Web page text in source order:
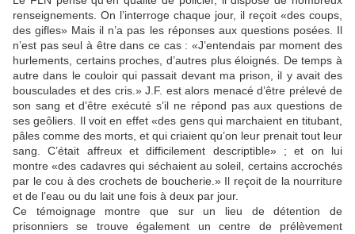
renseignements. On l’interroge chaque jour, il reçoit «des coups,
des gifles» Mais il n’a pas les réponses aux questions posées. Il
n’est pas seul à être dans ce cas : «J’entendais par moment des
hurlements, certains proches, d’autres plus éloignés. De temps à
autre dans le couloir qui passait devant ma prison, il y avait des
bousculades et des cris.» J.F. est alors menacé d’être prélevé de
son sang et d’être exécuté s’il ne répond pas aux questions de
ses geôliers. Il voit en effet «des gens qui marchaient en titubant,
pâles comme des morts, et qui criaient qu’on leur prenait tout leur
sang. C’était affreux et difficilement descriptible» ; et on lui
montre «des cadavres qui séchaient au soleil, certains accrochés
par le cou à des crochets de boucherie.» Il reçoit de la nourriture
et de l’eau ou du lait une fois à deux par jour.
Ce témoignage montre que sur un lieu de détention de
prisonniers se trouve également un centre de prélèvement